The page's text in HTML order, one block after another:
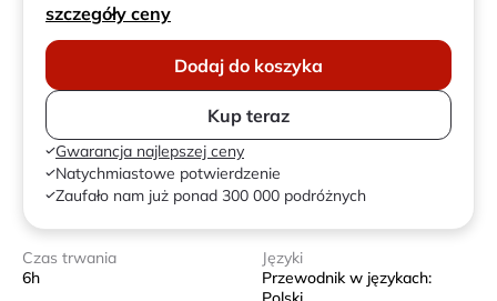
szczegóły ceny
Dodaj do koszyka
Kup teraz
Gwarancja najlepszej ceny
Natychmiastowe potwierdzenie
Zaufało nam już ponad 300 000 podróżnych
Czas trwania
6h
Języki
Przewodnik w językach: